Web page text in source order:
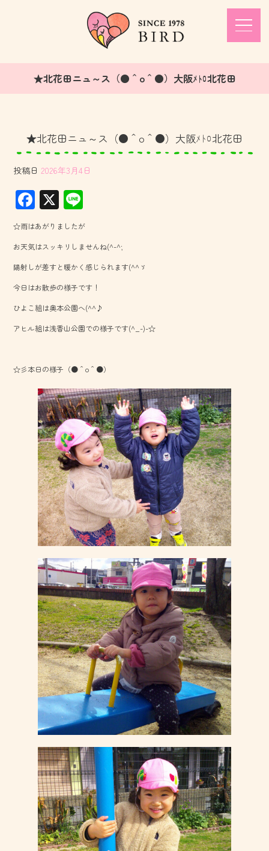
★北花田ニュ～ス（●＾o＾●）大阪ﾒﾄﾛ北花田
★北花田ニュ～ス（●＾o＾●）大阪ﾒﾄﾛ北花田
投稿日 2026年3月4日
F
ac
e
b
o
ok
X
ne
☆雨はあがりましたが
お天気はスッキリしませんね(^-^;
陽射しが差すと暖かく感じられます(^^ゞ
今日はお散歩の様子です！
ひよこ組は奥本公園へ(^^♪
アヒル組は浅香山公園での様子です(^_-)-☆
☆彡本日の様子（●＾o＾●）